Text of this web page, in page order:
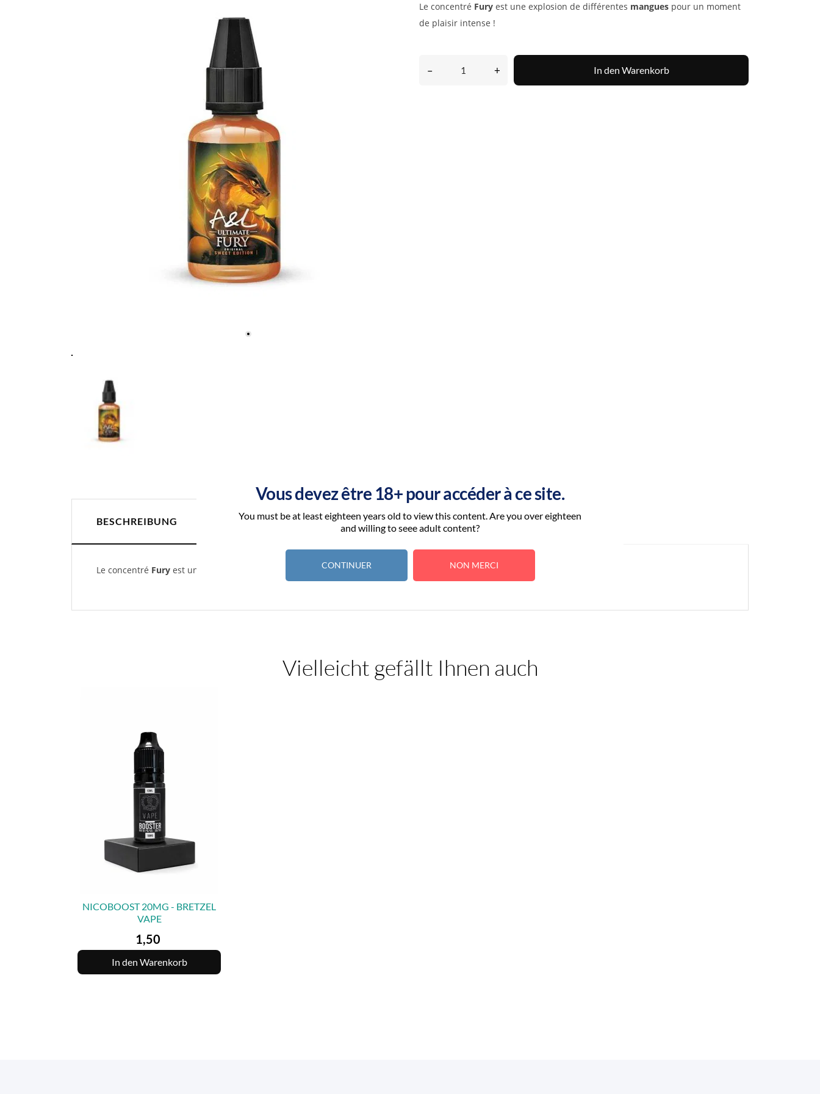
Vous devez être 18+ pour accéder à ce site.
You must be at least eighteen years old to view this content. Are you over eighteen
and willing to seee adult content?
CONTINUER NON MERCI
Le concentré Fury est une explosion de différentes mangues pour un moment
de plaisir intense !
– + In den Warenkorb
BESCHREIBUNG ARTIKELDETAILS
Le concentré Fury est une explosion de différentes manguespour un moment de plaisir intense !
Vielleicht gefällt Ihnen auch
VORSCHAU
NICOBOOST 20MG - BRETZEL
VAPE
Preis
1,50
In den Warenkorb